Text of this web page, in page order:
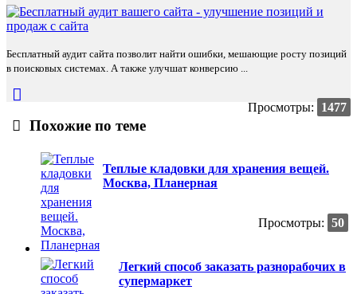
Бесплатный аудит сайта позволит найти ошибки, мешающие росту позиций
в поисковых системах. А также улучшат конверсию ...
Просмотры: 1477
Похожие по теме
Теплые кладовки для хранения вещей.
Москва, Планерная
Просмотры: 50
Легкий способ заказать разнорабочих в
супермаркет